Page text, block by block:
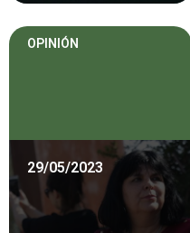
OPINIÓN
29/05/2023